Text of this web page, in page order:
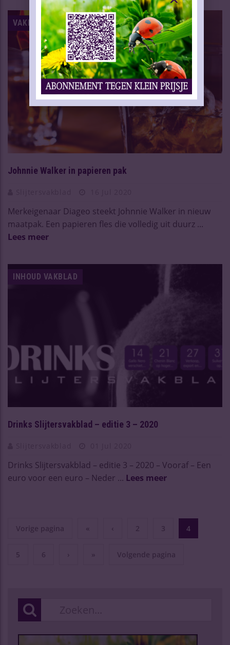
VAKNIEUWS
Johnnie Walker in papieren pak
Merkeigenaar Diageo steekt Johnnie Walker in nieuw
maatpak. Een papieren fles die volledig uit duurz ...
Lees meer
INHOUD VAKBLAD
Drinks Slijtersvakblad – editie 3 – 2020
Drinks Slijtersvakblad – editie 3 – 2020 – Vooraf – Een
euro voor een euro – Neder ... Lees meer
Vorige pagina « ‹ 2 3 4
5 6 Volgende pagina